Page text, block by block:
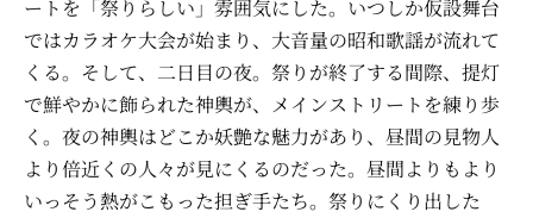
ートを「祭りらしい」雰囲気にした。いつしか仮設舞台
ではカラオケ大会が始まり、大音量の昭和歌謡が流れて
くる。そして、二日目の夜。祭りが終了する間際、提灯
で鮮やかに飾られた神輿が、メインストリートを練り歩
く。夜の神輿はどこか妖艶な魅力があり、昼間の見物人
より倍近くの人々が見にくるのだった。昼間よりもより
いっそう熱がこもった担ぎ手たち。祭りにくり出した